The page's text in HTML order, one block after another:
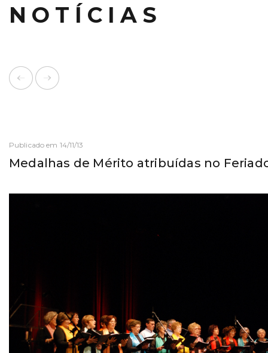
NOTÍCIAS
Publicado em 14/11/13
Medalhas de Mérito atribuídas no